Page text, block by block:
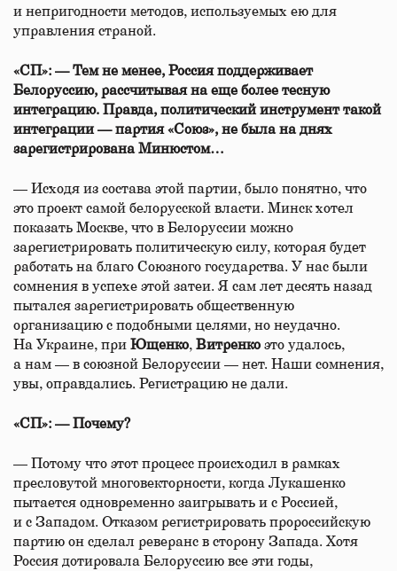
и непригодности методов, используемых ею для
управления страной.
«СП»: — Тем не менее, Россия поддерживает
Белоруссию, рассчитывая на еще более тесную
интеграцию. Правда, политический инструмент такой
интеграции — партия «Союз», не была на днях
зарегистрирована Минюстом…
— Исходя из состава этой партии, было понятно, что
это проект самой белорусской власти. Минск хотел
показать Москве, что в Белоруссии можно
зарегистрировать политическую силу, которая будет
работать на благо Союзного государства. У нас были
сомнения в успехе этой затеи. Я сам лет десять назад
пытался зарегистрировать общественную
организацию с подобными целями, но неудачно.
На Украине, при Ющенко, Витренко это удалось,
а нам — в союзной Белоруссии — нет. Наши сомнения,
увы, оправдались. Регистрацию не дали.
«СП»: — Почему?
— Потому что этот процесс происходил в рамках
пресловутой многовекторности, когда Лукашенко
пытается одновременно заигрывать и с Россией,
и с Западом. Отказом регистрировать пророссийскую
партию он сделал реверанс в сторону Запада. Хотя
Россия дотировала Белоруссию все эти годы,